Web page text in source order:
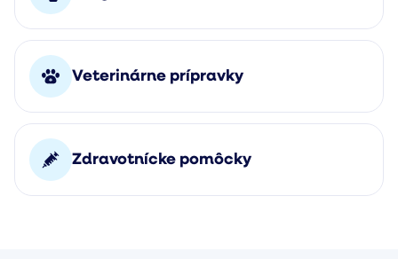
Veterinárne prípravky
Zdravotnícke pomôcky